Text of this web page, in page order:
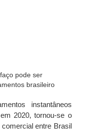
instantâneos
2020, tornou-se o
entre Brasil